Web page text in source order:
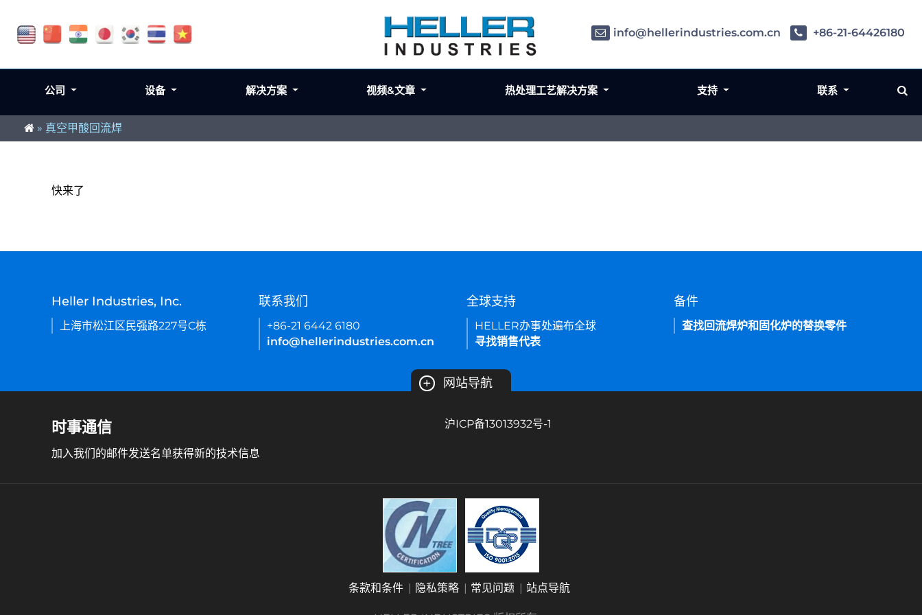
» 真空甲酸回流焊
快来了
info@hellerindustries.com.cn +86-21-64426180
公司 设备 解决方案 视频&文章 热处理工艺解决方案 支持 联系
Heller Industries, Inc.
上海市松江区民强路227号C栋
联系我们
+86-21 6442 6180
info@hellerindustries.com.cn
全球支持
HELLER办事处遍布全球
寻找销售代表
备件
查找回流焊炉和固化炉的替换零件
+ 网站导航
时事通信
加入我们的邮件发送名单获得新的技术信息
沪ICP备13013932号-1
条款和条件 隐私策略 常见问题 站点导航